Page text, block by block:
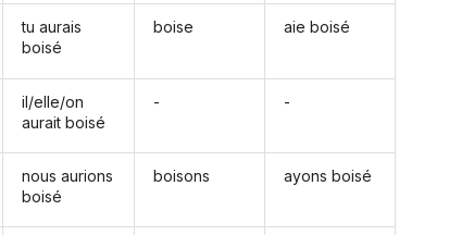
tu aurais
boisé
il/elle/on
aurait boisé
nous aurions
boisé
boise
-
boisons
aie boisé
-
ayons boisé